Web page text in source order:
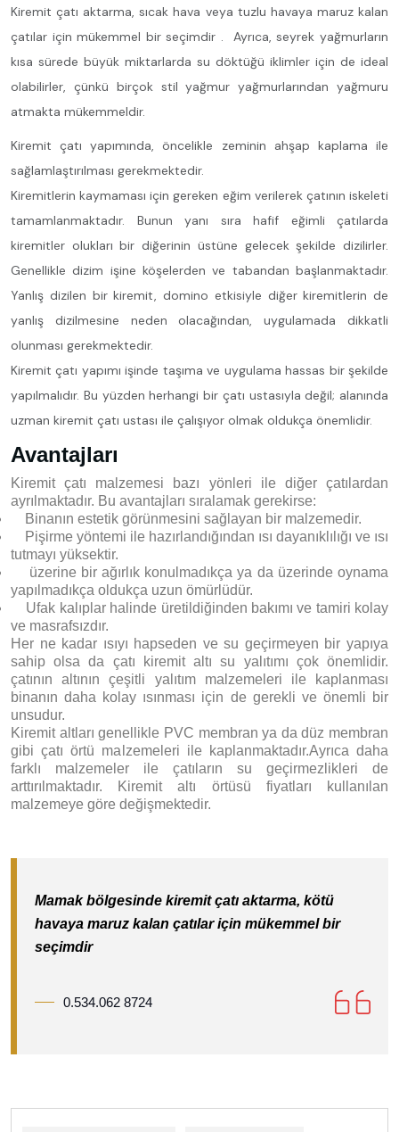
Kiremit çatı aktarma, sıcak hava veya tuzlu havaya maruz kalan
çatılar için mükemmel bir seçimdir . Ayrıca, seyrek yağmurların
kısa sürede büyük miktarlarda su döktüğü iklimler için de ideal
olabilirler, çünkü birçok stil yağmur yağmurlarından yağmuru
atmakta mükemmeldir.
Kiremit çatı yapımında, öncelikle zeminin ahşap kaplama ile
sağlamlaştırılması gerekmektedir.
Kiremitlerin kaymaması için gereken eğim verilerek çatının iskeleti
tamamlanmaktadır. Bunun yanı sıra hafif eğimli çatılarda
kiremitler olukları bir diğerinin üstüne gelecek şekilde dizilirler.
Genellikle dizim işine köşelerden ve tabandan başlanmaktadır.
Yanlış dizilen bir kiremit, domino etkisiyle diğer kiremitlerin de
yanlış dizilmesine neden olacağından, uygulamada dikkatli
olunması gerekmektedir.
Kiremit çatı yapımı işinde taşıma ve uygulama hassas bir şekilde
yapılmalıdır. Bu yüzden herhangi bir çatı ustasıyla değil; alanında
uzman kiremit çatı ustası ile çalışıyor olmak oldukça önemlidir.
Avantajları
Kiremit çatı malzemesi bazı yönleri ile diğer çatılardan
ayrılmaktadır. Bu avantajları sıralamak gerekirse:
Binanın estetik görünmesini sağlayan bir malzemedir.
Pişirme yöntemi ile hazırlandığından ısı dayanıklılığı ve ısı
tutmayı yüksektir.
üzerine bir ağırlık konulmadıkça ya da üzerinde oynama
yapılmadıkça oldukça uzun ömürlüdür.
Ufak kalıplar halinde üretildiğinden bakımı ve tamiri kolay
ve masrafsızdır.
Her ne kadar ısıyı hapseden ve su geçirmeyen bir yapıya
sahip olsa da çatı kiremit altı su yalıtımı çok önemlidir.
çatının altının çeşitli yalıtım malzemeleri ile kaplanması
binanın daha kolay ısınması için de gerekli ve önemli bir
unsudur.
Kiremit altları genellikle PVC membran ya da düz membran
gibi çatı örtü malzemeleri ile kaplanmaktadır.Ayrıca daha
farklı malzemeler ile çatıların su geçirmezlikleri de
arttırılmaktadır. Kiremit altı örtüsü fiyatları kullanılan
malzemeye göre değişmektedir.
Mamak bölgesinde kiremit çatı aktarma, kötü
havaya maruz kalan çatılar için mükemmel bir
seçimdir
0.534.062 8724